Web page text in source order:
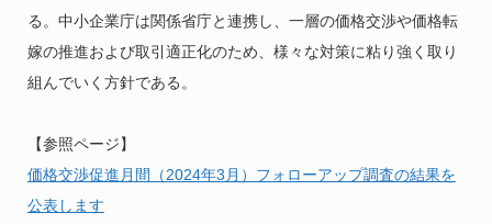
る。中小企業庁は関係省庁と連携し、一層の価格交渉や価格転
嫁の推進および取引適正化のため、様々な対策に粘り強く取り
組んでいく方針である。
【参照ページ】
価格交渉促進月間（2024年3月）フォローアップ調査の結果を
公表します